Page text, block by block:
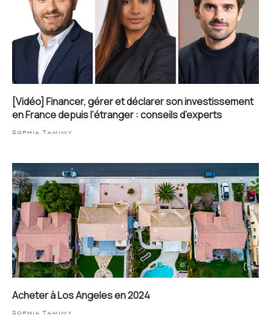
[Vidéo] Financer, gérer et déclarer son investissement
en France depuis l’étranger : conseils d’experts
Sophia Tamimy
Acheter à Los Angeles en 2024
Sophia Tamimy